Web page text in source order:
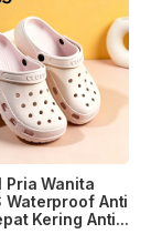
Pria Wanita
Waterproof Anti
Kering Anti...